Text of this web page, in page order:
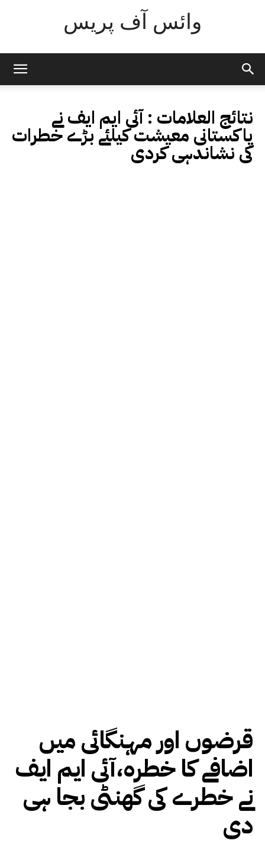
وائس آف پریس
نتائج العلامات :آئی ایم ایف نے
پاکستانی معیشت کیلئے بڑے خطرات
کی نشاندہی کردی
قرضوں اور مہنگائی میں
اضافے کا خطرہ،آئی ایم ایف
نے خطرے کی گھنٹی بجا ہی
دی